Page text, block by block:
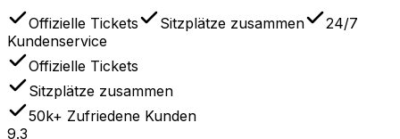
Offizielle Tickets Sitzplätze zusammen
24/7
Kundenservice
Offizielle Tickets
Sitzplätze zusammen
50k+ Zufriedene Kunden
9.3